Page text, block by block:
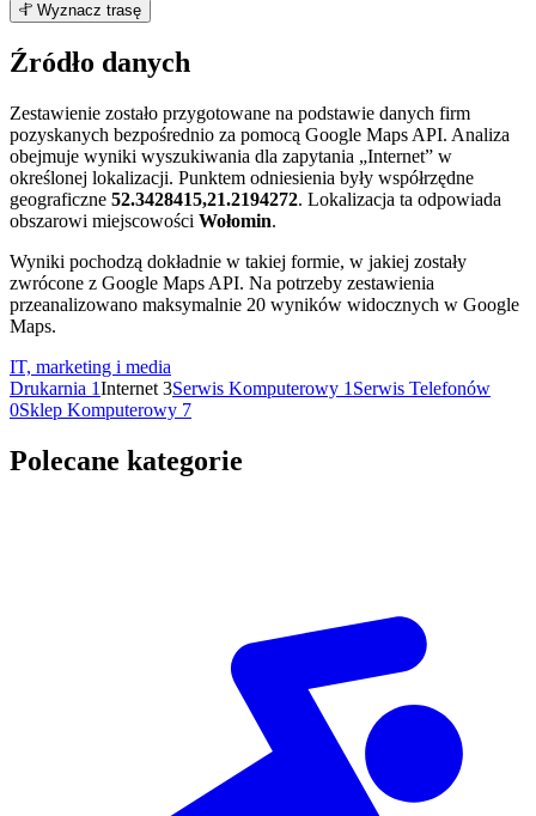
+
−
Wyznacz trasę
Źródło danych
Zestawienie zostało przygotowane na podstawie danych firm
pozyskanych bezpośrednio za pomocą Google Maps API. Analiza
obejmuje wyniki wyszukiwania dla zapytania „Internet” w
określonej lokalizacji. Punktem odniesienia były współrzędne
geograficzne 52.3428415,21.2194272. Lokalizacja ta odpowiada
obszarowi miejscowości Wołomin.
Wyniki pochodzą dokładnie w takiej formie, w jakiej zostały
zwrócone z Google Maps API. Na potrzeby zestawienia
przeanalizowano maksymalnie 20 wyników widocznych w Google
Maps.
IT, marketing i media
Drukarnia 1Internet 3Serwis Komputerowy 1 Serwis Telefonów
0Sklep Komputerowy 7
Polecane kategorie